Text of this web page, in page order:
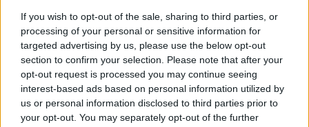
If you wish to opt-out of the sale, sharing to third parties, or
processing of your personal or sensitive information for
targeted advertising by us, please use the below opt-out
section to confirm your selection. Please note that after your
opt-out request is processed you may continue seeing
interest-based ads based on personal information utilized by
us or personal information disclosed to third parties prior to
your opt-out. You may separately opt-out of the further